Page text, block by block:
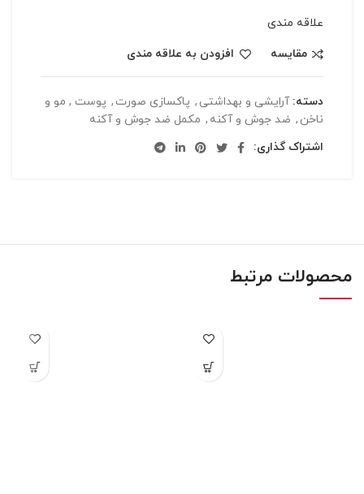
علاقه مندی
مقایسه
افزودن به علاقه مندی
دسته: آرایشی و بهداشتی , پاکسازی صورت , پوست , مو و
ناخن , ضد جوش و آکنه , مکمل ضد جوش و آکنه
اشتراک گذاری:
محصولات مرتبط